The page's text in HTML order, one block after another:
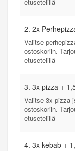
etusetelillä
2. 2x
Valitse
ostoskoriin.
etusetelillä
3. 3x pizza +
Valitse 3x pizza
ostoskoriin.
etusetelillä
4. 3x kebab +